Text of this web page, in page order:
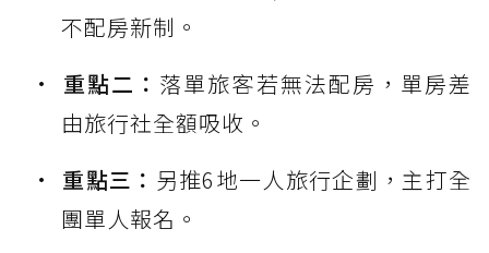
不配房新制。
重點二： 落單旅客若無法配房，單房差
由旅行社全額吸收。
重點三： 另推6地一人旅行企劃，主打全
團單人報名。